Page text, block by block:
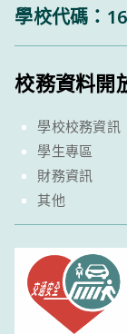
學校代碼：
校務資料開
學校校務資訊
學生專區
財務資訊
其他